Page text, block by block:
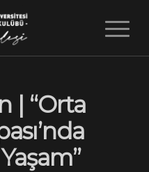
| “Orta